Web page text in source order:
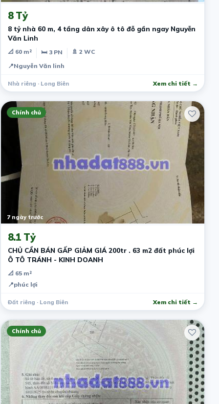
8 Tỷ
8 tỷ nhà 60 m, 4 tầng dân xây ô tô đỗ gần ngay Nguyễn
Văn Linh
📐 60 m² 🛏 3 PN
🚿 2 WC
📍Nguyễn Văn linh
Nhà riêng · Long Biên Xem chi tiết →
Chính chủ
7 ngày trước
8.1 Tỷ
CHỦ CẦN BÁN GẤP GIẢM GIÁ 200tr . 63 m2 đất phúc lợi
Ô TÔ TRÁNH - KINH DOANH
📐 65 m²
📍phúc lợi
Đất riêng · Long Biên Xem chi tiết →
Chính chủ